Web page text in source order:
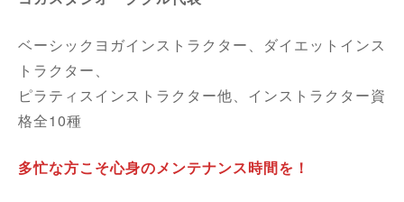
ベーシックヨガインストラクター、ダイエットインス
トラクター、
ピラティスインストラクター他、インストラクター資
格全10種
多忙な方こそ心身のメンテナンス時間を！